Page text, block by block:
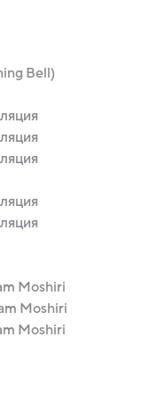
Bell)
Moshiri
Moshiri
Moshiri